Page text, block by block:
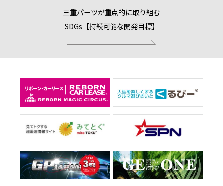
三重パーツが重点的に取り組む
SDGs【持続可能な開発目標】